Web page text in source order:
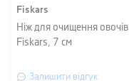
Fiskars
Ніж для очищення овочів
Fiskars, 7 см
Залишити відгук